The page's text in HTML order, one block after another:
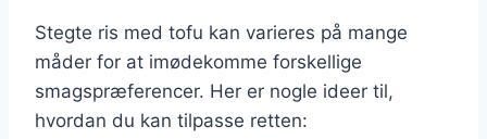
Stegte ris med tofu kan varieres på mange
måder for at imødekomme forskellige
smagspræferencer. Her er nogle ideer til,
hvordan du kan tilpasse retten: